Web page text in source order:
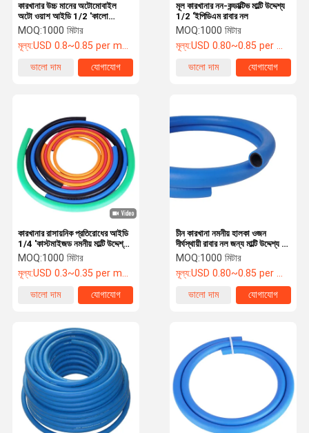
মূল কারখানার নন-কন্ডাক্টিভ মাল্টি উদ্দেশ্য
1/2 'ইপিডিএম রাবার নল
MOQ:1000 মিটার
মূল্য:USD 0.80~0.85 per meter
ভালো দাম
যোগাযোগ
কারখানার উচ্চ মানের অটোমোবাইল
অটো ওয়াশ আইডি 1/2 'কালো
EPDM রাবার পায়ের পাতার
মোজাবিশেষ
MOQ:1000 মিটার
মূল্য:USD 0.8~0.85 per meter
ভালো দাম
যোগাযোগ
চীন কারখানা নমনীয় হালকা ওজন
দীর্ঘস্থায়ী রাবার নল জন্য মাল্টি উদ্দেশ্য নল
জন্য বায়ু, তেল, জল
MOQ:1000 মিটার
মূল্য:USD 0.80~0.85 per meter
ভালো দাম
যোগাযোগ
কারখানার রাসায়নিক প্রতিরোধের আইডি
1/4 'কাস্টমাইজড নমনীয় মাল্টি উদ্দেশ্য
EPDM রাবার পায়ের পাতার
মোজাবিশেষ
MOQ:1000 মিটার
মূল্য:USD 0.3~0.35 per meter
ভালো দাম
যোগাযোগ